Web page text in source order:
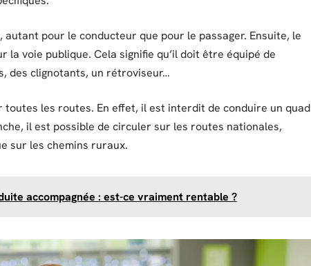
pour le conducteur que pour le passager. Ensuite, le
voie publique. Cela signifie qu’il doit être équipé de
des clignotants, un rétroviseur…
les routes. En effet, il est interdit de conduire un quad
il est possible de circuler sur les routes nationales,
sur les chemins ruraux.
accompagnée : est-ce vraiment rentable ?